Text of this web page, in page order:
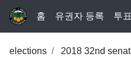
홈 유권자 등록 투표
elections 2018 32nd